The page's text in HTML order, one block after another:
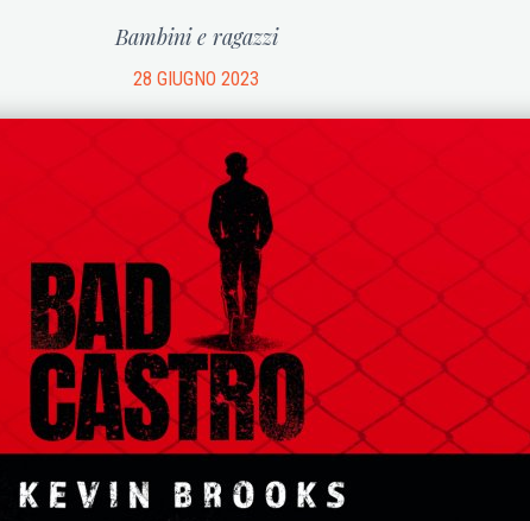
Bambini e ragazzi
28 GIUGNO 2023